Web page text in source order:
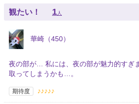
観たい！ 1人
華崎（450）
夜の部が… 私には、夜の部が魅力的すぎ
取ってしまうかも…。
期待度 ♪♪♪♪♪